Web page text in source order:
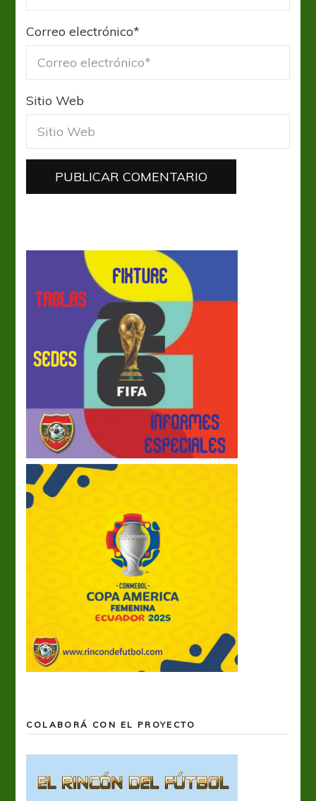
Correo electrónico*
Sitio Web
COLABORÁ CON EL PROYECTO